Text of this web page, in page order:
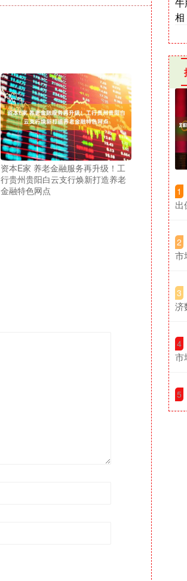
资本E家 养老金融服务再升级！工
行贵州贵阳白云支行焕新打造养老
金融特色网点
相
1
出
2
市
3
济
4
市
5